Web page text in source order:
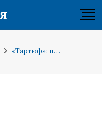
«Тартюф»: пороки не стареют - меняются только декорации